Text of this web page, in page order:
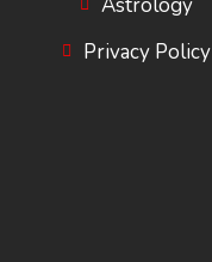
Privacy Policy